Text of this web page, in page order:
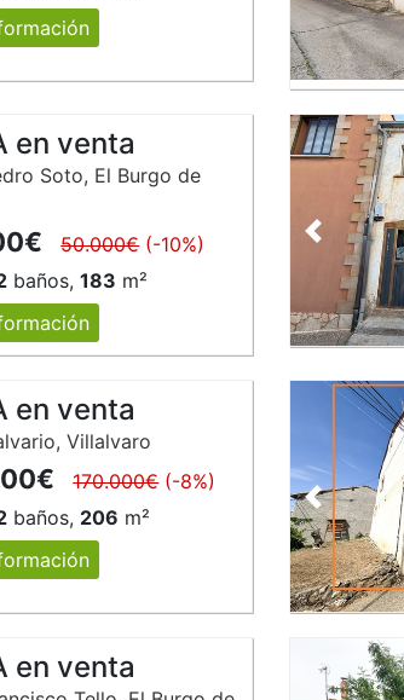
en venta
Soto, El Burgo de
50.000€(-10%)
baños,183 m²
Anterior
en venta
Villalvaro
170.000€(-8%)
baños, 206 m²
Anterior
en venta